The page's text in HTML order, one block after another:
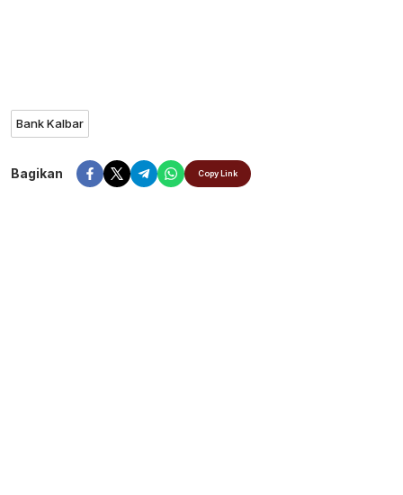
Bank Kalbar
Bagikan Copy Link